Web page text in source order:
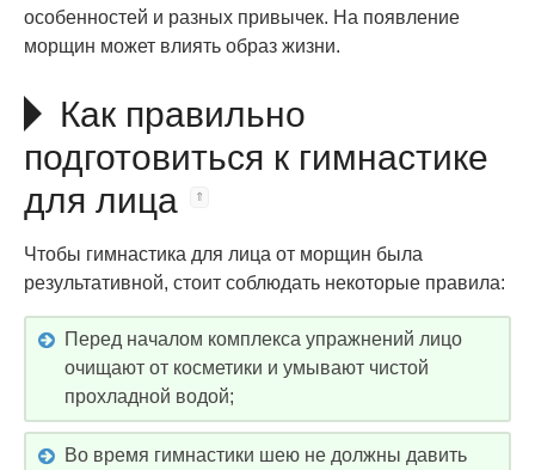
особенностей и разных привычек. На появление
морщин может влиять образ жизни.
Как правильно
подготовиться к гимнастике
для лица
Чтобы гимнастика для лица от морщин была
результативной, стоит соблюдать некоторые правила:
Перед началом комплекса упражнений лицо
очищают от косметики и умывают чистой
прохладной водой;
Во время гимнастики шею не должны давить